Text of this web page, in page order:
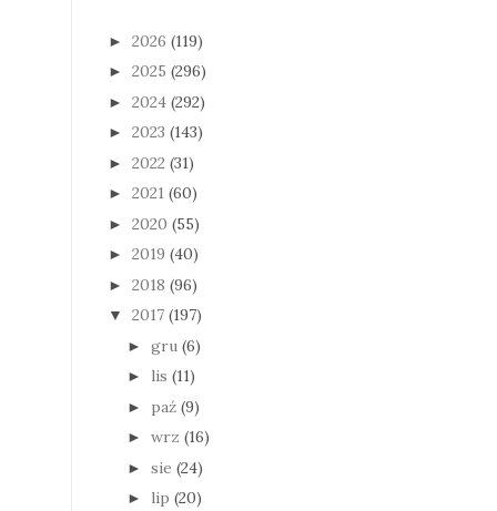
► 2026 (119)
► 2025 (296)
► 2024 (292)
► 2023 (143)
► 2022 (31)
► 2021 (60)
► 2020 (55)
► 2019 (40)
► 2018 (96)
▼ 2017 (197)
► gru (6)
► lis (11)
► paź (9)
► wrz (16)
► sie (24)
► lip (20)